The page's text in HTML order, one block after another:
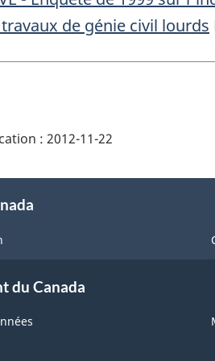
de génie civil lourds
: 2012-11-22
du Canada